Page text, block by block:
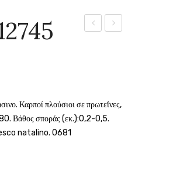
Καρποί πλούσιοι σε πρωτεΐνες,
80. Βάθος σποράς (εκ.):0,2-0,5.
natalino. 0681